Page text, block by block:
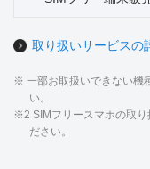
取り扱いサービスの
※ 一部お取扱いできない機
い。
※2 SIMフリースマホの取り
ださい。